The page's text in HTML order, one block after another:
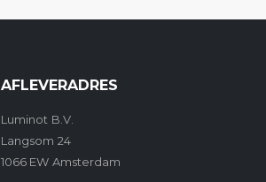
AFLEVERADRES
Luminot B.V.
Langsom 24
1066 EW Amsterdam